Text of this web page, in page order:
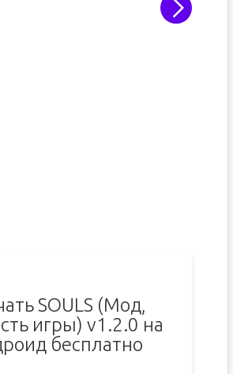
SOULS (Мод,
игры) v1.2.0 на
бесплатно